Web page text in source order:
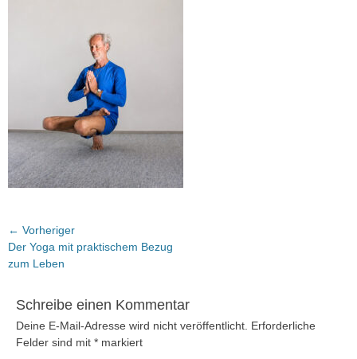
Beitragsnavigation
← Vorheriger
Vorheriger
Beitrag:
Der Yoga mit praktischem Bezug
zum Leben
Schreibe einen Kommentar
Deine E-Mail-Adresse wird nicht veröffentlicht. Erforderliche
Felder sind mit * markiert